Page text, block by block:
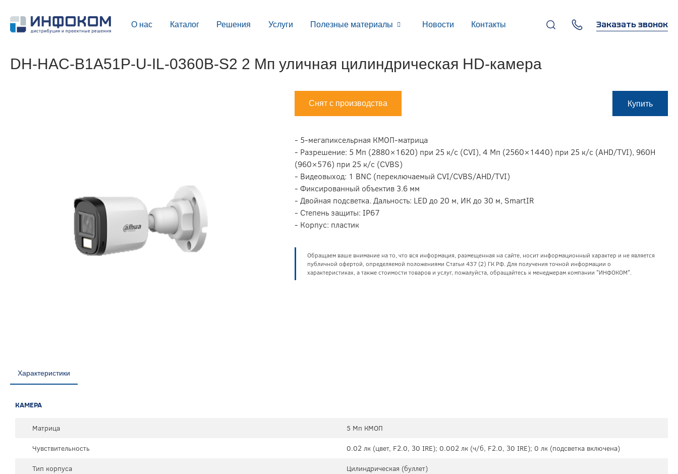
О нас Каталог Решения Услуги Полезные материалы Новости Контакты
г. Москва, 119270,
Лужнецкая наб., д. 6, стр. 1,
Заказать звонок
DH-HAC-B1A51P-U-IL-0360B-S2 2 Мп уличная цилиндрическая HD-камера
Снят с производства Купить
- 5-мегапиксельрная КМОП-матрица
- Разрешение: 5 Мп (2880×1620) при 25 к/c (CVI), 4 Мп (2560×1440) при 25 к/c (AHD/TVI), 960H
(960×576) при 25 к/с (CVBS)
- Видеовыход: 1 BNC (переключаемый CVI/CVBS/AHD/TVI)
- Фиксированный объектив 3.6 мм
- Двойная подсветка. Дальность: LED до 20 м, ИК до 30 м, SmartIR
- Степень защиты: IP67
- Корпус: пластик
Обращаем ваше внимание на то, что вся информация, размещенная на сайте, носит информационный характер и не является
публичной офертой, определяемой положениями Статьи 437 (2) ГК РФ. Для получения точной информации о
характеристиках, а также стоимости товаров и услуг, пожалуйста, обращайтесь к менеджерам компании "ИНФОКОМ".
Характеристики
КАМЕРА
Матрица
5 Мп КМОП
Чувствительность
0.02 лк (цвет, F2.0, 30 IRE); 0.002 лк (ч/б, F2.0, 30 IRE); 0 лк (подсветка включена)
Тип корпуса
Цилиндрическая (буллет)